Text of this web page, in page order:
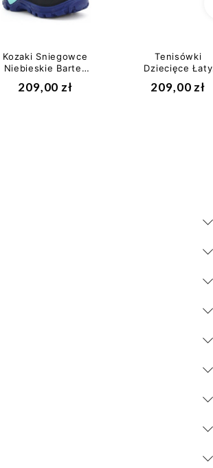
Kozaki Sniegowce
Niebieskie Bartek
Membraną...
209,00 zł
Tenisówki
Dziecięce Łaty
18594/1n2 II
209,00 zł